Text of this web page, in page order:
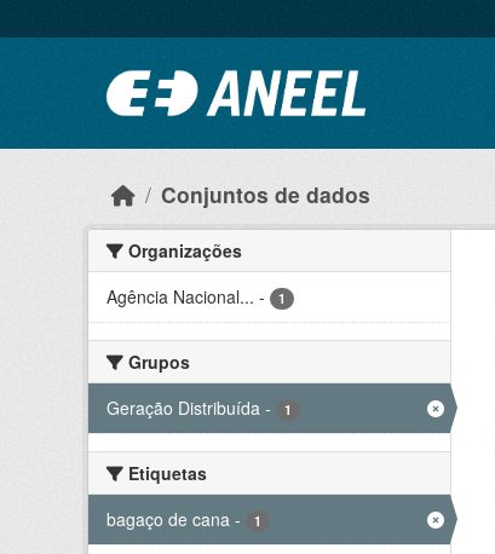
Conjuntos de dados
Organizações
Agência Nacional... - 1
Grupos
Geração Distribuída - 1
Etiquetas
bagaço de cana - 1